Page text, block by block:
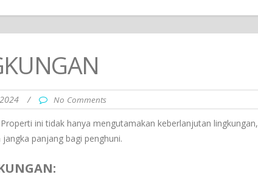
/ No Comments
ini tidak hanya mengutamakan keberlanjutan lingkungan,
panjang bagi penghuni.